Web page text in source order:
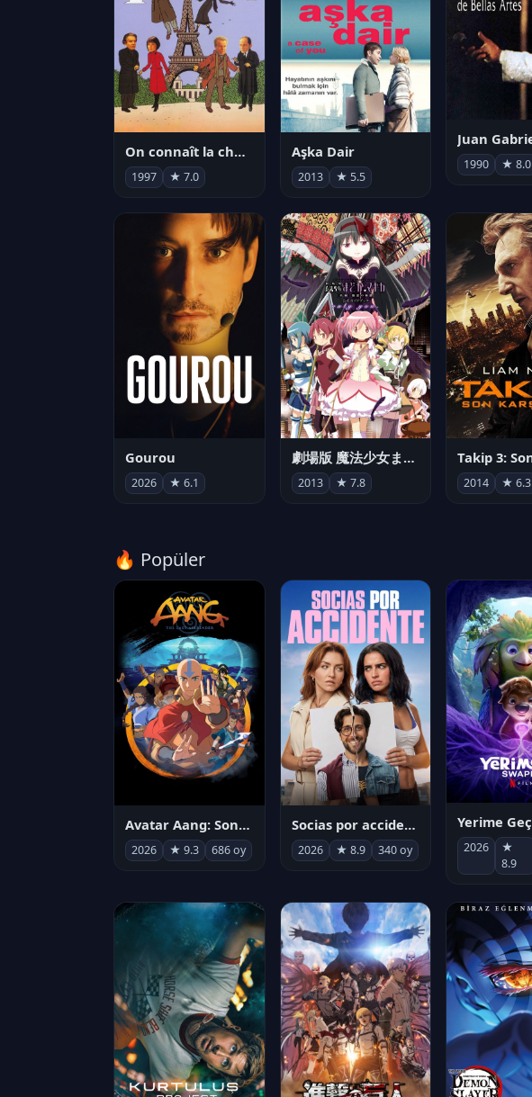
On connaît la chanson
1997 ★ 7.0
Aşka Dair
2013 ★ 5.5
1990 ★ 8.0
Gourou
2026 ★ 6.1
劇場版 魔法少女まどか☆マギカ[新編]叛逆の物語
2013 ★ 7.8 2014 ★ 6.3
🔥 Popüler
Avatar Aang: Son Havabükücü
2026 ★ 9.3 686 oy
Socias por accidente
2026 ★ 8.9 340 oy
Yerime Geç
2026
★
8.9